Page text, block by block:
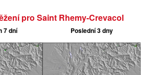
pro Saint Rhemy-Crevacol
7 dní Poslední 3 dny